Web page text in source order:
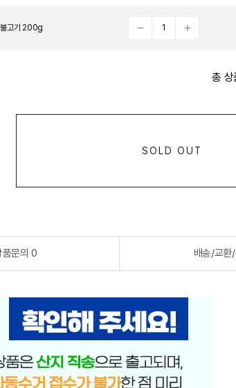
불고기 200g
총 상
SOLD OUT
품문의 0 배송/교환